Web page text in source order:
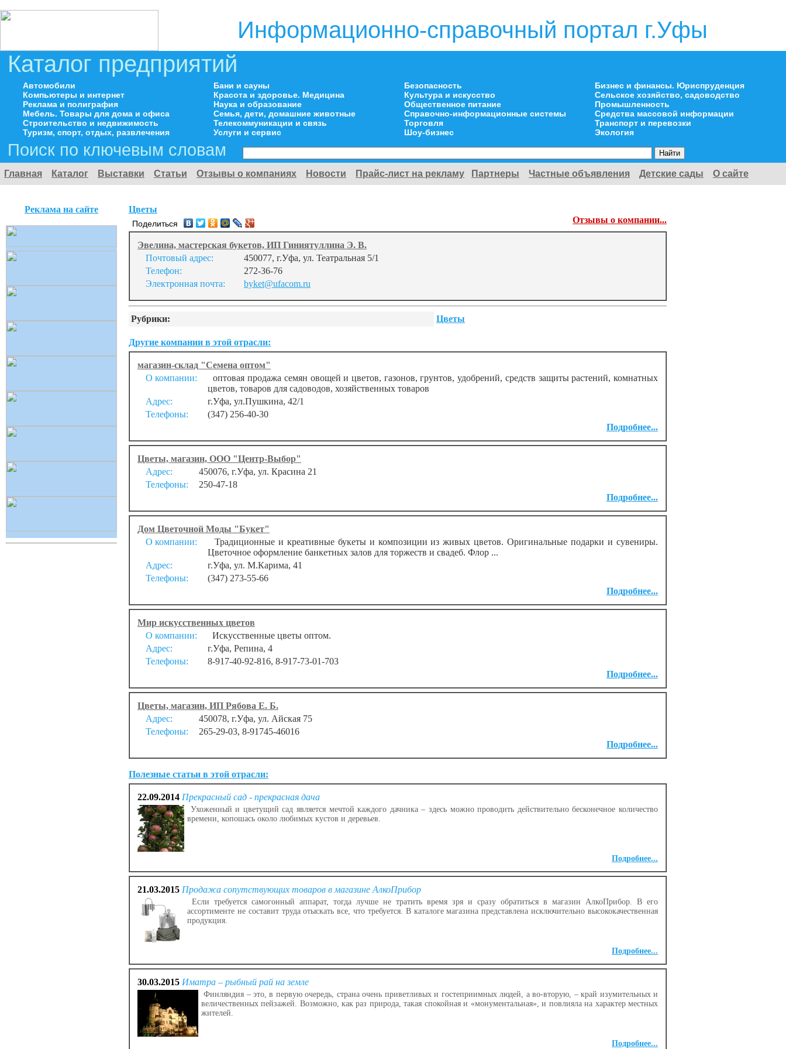
Информационно-справочный портал г.Уфы
Каталог предприятий
Автомобили
Компьютеры и интернет
Реклама и полиграфия
Мебель. Товары для дома и офиса
Строительство и недвижимость
Туризм, спорт, отдых, развлечения
Бани и сауны
Красота и здоровье. Медицина
Наука и образование
Семья, дети, домашние животные
Телекоммуникации и связь
Услуги и сервис
Безопасность
Культура и искусство
Общественное питание
Справочно-информационные системы
Торговля
Шоу-бизнес
Бизнес и финансы. Юриспруденция
Сельское хозяйство, садоводство
Промышленность
Средства массовой информации
Транспорт и перевозки
Экология
Поиск по ключевым словам
Главная Каталог Выставки Статьи Отзывы о компаниях Новости Прайс-лист на рекламу Партнеры Частные объявления Детские сады О сайте
Реклама на сайте Цветы
Поделиться Отзывы о компании...
Эвелина, мастерская букетов, ИП Гиниятуллина Э. В.
Почтовый адрес:
450077, г.Уфа, ул. Театральная 5/1
Телефон:
272-36-76
Электронная почта:
byket@ufacom.ru
Рубрики: Цветы
Другие компании в этой отрасли:
магазин-склад "Семена оптом"
О компании:
оптовая продажа семян овощей и цветов, газонов, грунтов, удобрений, средств защиты растений, комнатных
цветов, товаров для садоводов, хозяйственных товаров
Адрес:
г.Уфа, ул.Пушкина, 42/1
Телефоны:
(347) 256-40-30
Подробнее...
Цветы, магазин, ООО "Центр-Выбор"
Адрес:
450076, г.Уфа, ул. Красина 21
Телефоны:
250-47-18
Подробнее...
Дом Цветочной Моды "Букет"
О компании:
Традиционные и креативные букеты и композиции из живых цветов. Оригинальные подарки и сувениры.
Цветочное оформление банкетных залов для торжеств и свадеб. Флор ...
Адрес:
г.Уфа, ул. М.Карима, 41
Телефоны:
(347) 273-55-66
Подробнее...
Мир искусственных цветов
О компании:
Искусственные цветы оптом.
Адрес:
г.Уфа, Репина, 4
Телефоны:
8-917-40-92-816, 8-917-73-01-703
Подробнее...
Цветы, магазин, ИП Рябова Е. Б.
Адрес:
450078, г.Уфа, ул. Айская 75
Телефоны:
265-29-03, 8-91745-46016
Подробнее...
Полезные статьи в этой отрасли:
22.09.2014 Прекрасный сад - прекрасная дача
Ухоженный и цветущий сад является мечтой каждого дачника – здесь можно проводить действительно бесконечное количество
времени, копошась около любимых кустов и деревьев.
Подробнее...
21.03.2015 Продажа сопутствующих товаров в магазине АлкоПрибор
Если требуется самогонный аппарат, тогда лучше не тратить время зря и сразу обратиться в магазин АлкоПрибор. В его
ассортименте не составит труда отыскать все, что требуется. В каталоге магазина представлена исключительно высококачественная
продукция.
Подробнее...
30.03.2015 Иматра – рыбный рай на земле
Финляндия – это, в первую очередь, страна очень приветливых и гостеприимных людей, а во-вторую, – край изумительных и
величественных пейзажей. Возможно, как раз природа, такая спокойная и «монументальная», и повлияла на характер местных
жителей.
Подробнее...